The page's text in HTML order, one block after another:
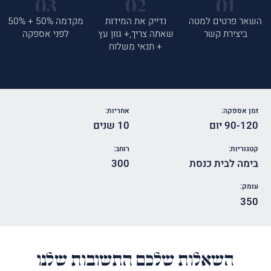
השאר פרטים למטה
ביצירת קשר
נדייק את המידות
שאתה צריך,+ גוון עץ
+ תנאי משלוח
מקדמה 50% + 50%
לפני אספקה
זמן אספקה:
90-120 יום
אחריות:
10 שנים
קטגוריות:
בימה לבית כנסת
רוחב:
300
עומק:
350
השאלות שלכם התשובות שלנו